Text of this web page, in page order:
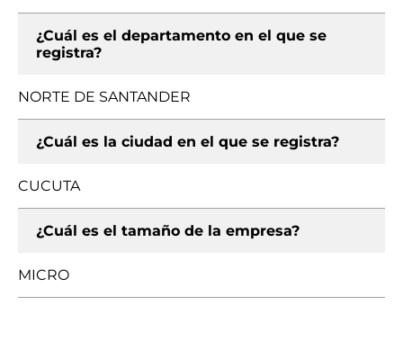
¿Cuál es el departamento en el que se
registra?
NORTE DE SANTANDER
¿Cuál es la ciudad en el que se registra?
CUCUTA
¿Cuál es el tamaño de la empresa?
MICRO